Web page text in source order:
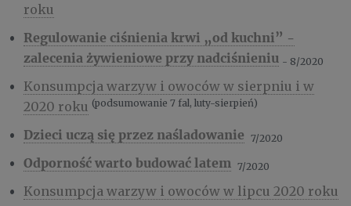
roku
Regulowanie ciśnienia krwi „od kuchni” -
zalecenia żywieniowe przy nadciśnieniu - 8/2020
Konsumpcja warzyw i owoców w sierpniu i w
2020 roku (podsumowanie 7 fal, luty-sierpień)
Dzieci uczą się przez naśladowanie 7/2020
Odporność warto budować latem 7/2020
Konsumpcja warzyw i owoców w lipcu 2020 roku